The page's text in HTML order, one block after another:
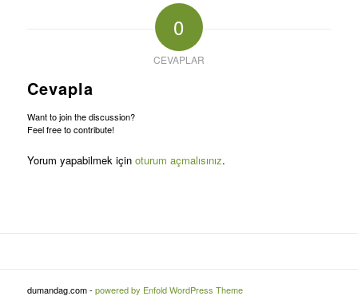
0
CEVAPLAR
Cevapla
Want to join the discussion?
Feel free to contribute!
Yorum yapabilmek için oturum açmalısınız.
dumandag.com - powered by Enfold WordPress Theme